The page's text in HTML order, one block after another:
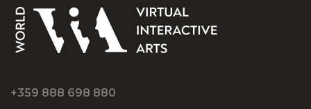
+359 888 698 880